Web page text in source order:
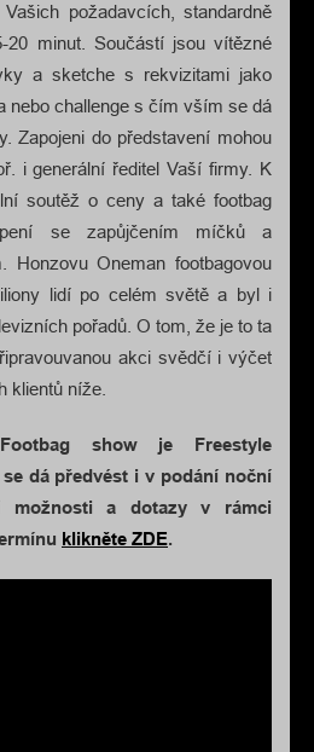
požadavcích, standardně
20 minut. Součástí jsou vítězné
a sketche s rekvizitami jako
nebo challenge s čím vším se dá
Zapojeni do představení mohou
i generální ředitel Vaší firmy. K
soutěž o ceny a také footbag
se zapůjčením míčků a
Honzovu Oneman footbagovou
lidí po celém světě a byl i
pořadů. O tom, že je to ta
akci svědčí i výčet
klientů níže.
show je Freestyle
dá předvést i v podání noční
možnosti a dotazy v rámci
klikněte ZDE.